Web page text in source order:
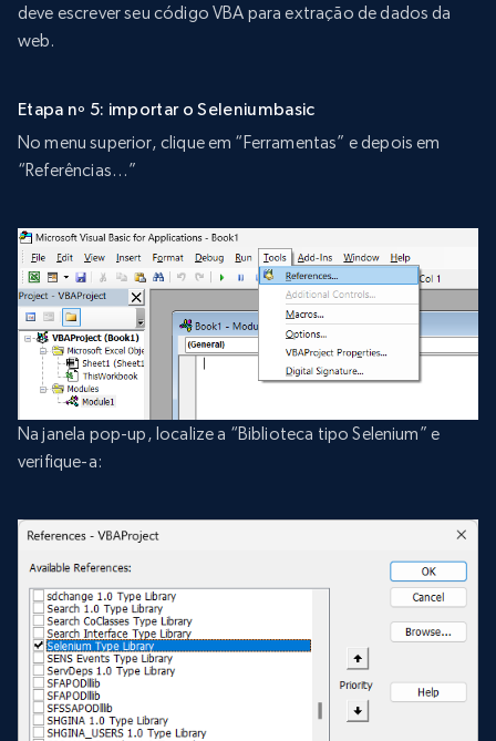
deve escrever seu código VBA para extração de dados da
web.
Etapa nº 5: importar o Seleniumbasic
No menu superior, clique em “Ferramentas” e depois em
“Referências…”
Na janela pop-up, localize a “Biblioteca tipo Selenium” e
verifique-a: